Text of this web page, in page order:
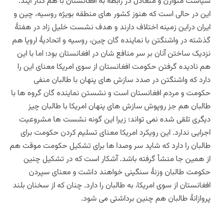
این در حالی است که هنوز کشور های منطقه بویژه روسیه، چین و
ایران دراین زمینه اختلاف دارند و هدف نشست خلیل زاد در هفتۀ
گذشته در واشنگتن با نماینده گان چین، روسیه و اتحادیۀ اروپا هم
نزدیک ساختن آنان بر سر منافع شان در افغانستان بود؛ اما با این
هم نادیده گرفتن حکومت افغانستان از سوی امریکا معنای این را
دارد که واشنگتن در صدد سازش های پنهان با طالبان منفی
حکومت و مردم افغانستان است و نشستن نماینده گان گروه ها با
طالبان هم جز روپوش سازش های پنهان امریکا با طالبان چیز
دیگری تلقی شده نمی تواند؛ زیرا این گونه نشست ها مشروعیت
اجرایی ندارد. این رویکرد امریکا معنای تسلیم کردن حکومت برای
طالبان را دارد که شاید سر وصدا ها برای تشکیل حکومت موقت هم
از همین جا منشأ گرفته باشد. آشکار است که در تشکیل چنین
حکومت طالبان وزنۀ سنگینی خواهند داشت و معنای سپردن
افغانستان از سوی امریکا، به طالبان را دارد. چنان که از سخنان بلند
پروازانۀ طالبان هم چنین برداشتی می شود.